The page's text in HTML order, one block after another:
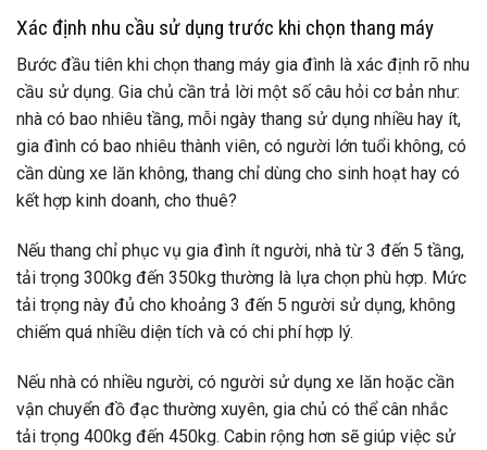
Xác định nhu cầu sử dụng trước khi chọn thang máy
Bước đầu tiên khi chọn thang máy gia đình là xác định rõ nhu
cầu sử dụng. Gia chủ cần trả lời một số câu hỏi cơ bản như:
nhà có bao nhiêu tầng, mỗi ngày thang sử dụng nhiều hay ít,
gia đình có bao nhiêu thành viên, có người lớn tuổi không, có
cần dùng xe lăn không, thang chỉ dùng cho sinh hoạt hay có
kết hợp kinh doanh, cho thuê?
Nếu thang chỉ phục vụ gia đình ít người, nhà từ 3 đến 5 tầng,
tải trọng 300kg đến 350kg thường là lựa chọn phù hợp. Mức
tải trọng này đủ cho khoảng 3 đến 5 người sử dụng, không
chiếm quá nhiều diện tích và có chi phí hợp lý.
Nếu nhà có nhiều người, có người sử dụng xe lăn hoặc cần
vận chuyển đồ đạc thường xuyên, gia chủ có thể cân nhắc
tải trọng 400kg đến 450kg. Cabin rộng hơn sẽ giúp việc sử